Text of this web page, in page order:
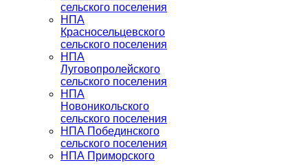
сельского поселения
НПА
Красносельцевского
сельского поселения
НПА
Луговопролейского
сельского поселения
НПА
Новоникольского
сельского поселения
НПА Побединского
сельского поселения
НПА Приморского